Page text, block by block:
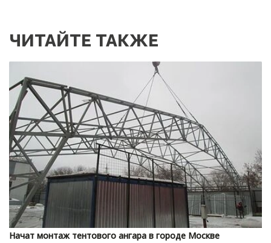
ЧИТАЙТЕ ТАКЖЕ
Начат монтаж тентового ангара в городе Москве